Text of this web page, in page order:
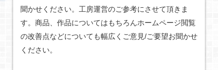
聞かせください。工房運営のご参考にさせて頂きま
す。商品、作品についてはもちろんホームページ閲覧
の改善点などについても幅広くご意見/ご要望お聞かせ
ください。